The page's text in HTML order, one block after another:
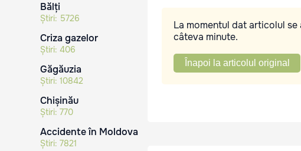
Bălți
Știri: 5726
Criza gazelor
Știri: 406
Găgăuzia
Știri: 10842
Chișinău
Știri: 770
Accidente în Moldova
Știri: 7821
La momentul dat articolul
câteva minute.
Înapoi la articolul original